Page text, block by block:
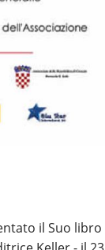
il Suo libro